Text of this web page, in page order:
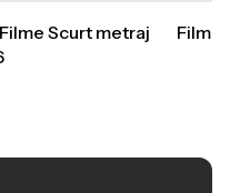
Scurt metraj
Filme